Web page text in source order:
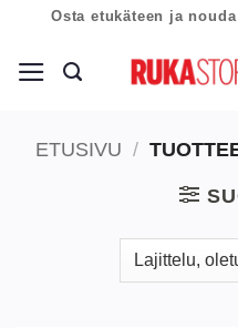
content
Osta etukäteen ja
ETUSIVU /